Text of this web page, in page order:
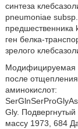
синтеза
pneumoniae
предшественника
ген белка-
зрелого
Модифицируемая
после отщепления
аминокислот:
Gly.
массу 1973, 684